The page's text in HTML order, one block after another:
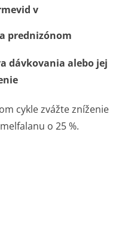
v
prednizónom
dávkovania alebo jej
cykle zvážte zníženie
o 25 %.